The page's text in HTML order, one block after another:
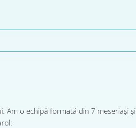
Am o echipă formată din 7 meseriași și